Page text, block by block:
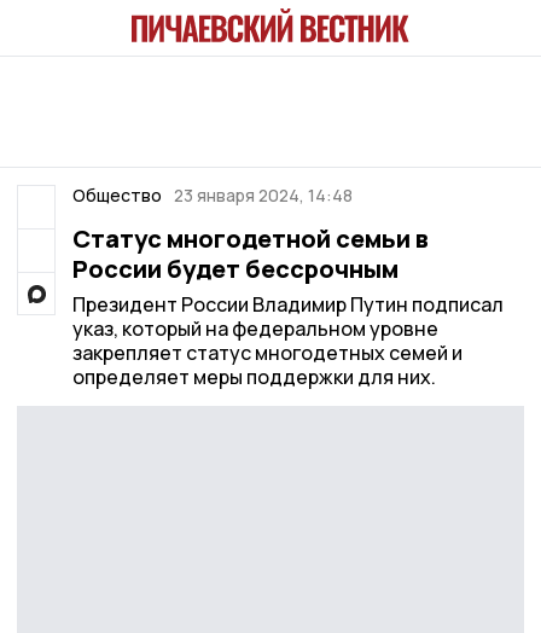
Общество 23 января 2024, 14:48
Статус многодетной семьи в
России будет бессрочным
Президент России Владимир Путин подписал
указ, который на федеральном уровне
закрепляет статус многодетных семей и
определяет меры поддержки для них.